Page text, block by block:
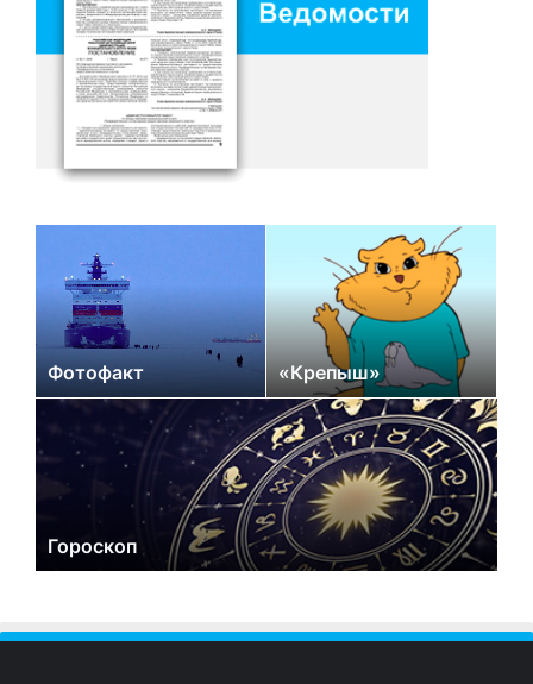
Фотофакт «Крепыш»
Гороскоп